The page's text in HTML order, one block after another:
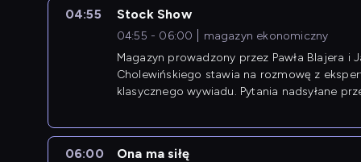
04:55 Stock Show
04:55 - 06:00
magazyn ekonomiczny
Magazyn prowadzony przez Pawła Blajera i
Cholewińskiego stawia na rozmowę z
klasycznego wywiadu. Pytania nadsyłane
06:00 Ona ma siłę